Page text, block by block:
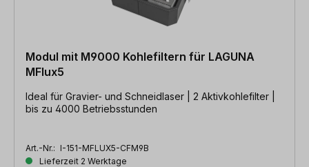
Modul mit M9000 Kohlefiltern für LAGUNA
MFlux5
Ideal für Gravier- und Schneidlaser | 2 Aktivkohlefilter |
bis zu 4000 Betriebsstunden
Art.-Nr.: I-151-MFLUX5-CFM9B
Lieferzeit 2 Werktage